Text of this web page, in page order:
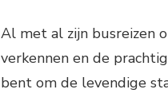
Al met al zijn busreizen
verkennen en de
bent om de levendige